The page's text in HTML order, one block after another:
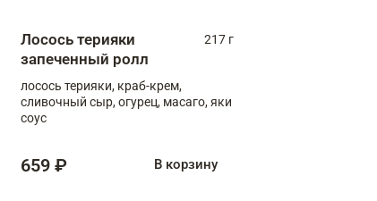
Лосось терияки
запеченный ролл
217 г
лосось терияки, краб-крем,
сливочный сыр, огурец, масаго, яки
соус
659 ₽ В корзину